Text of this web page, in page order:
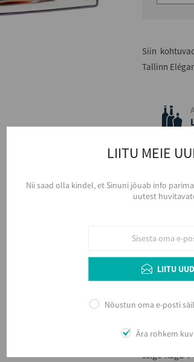
Siin
Tallinn
Serveerida
Siin
Tallinn
selge nagu
LIITU MEIE
Nii saad olla kindel, et Sinuni jõuab info
uutest
LIITU
Nõustun oma e-posti
Ära rohkem